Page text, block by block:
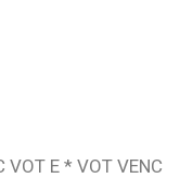
VOT E * VOT VENC